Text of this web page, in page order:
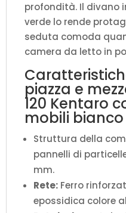
(aperto
P.215
quantità
profondità. Il divano
verde lo rende
seduta comoda
camera da letto in
piazza e
120 Kentaro
mobili
Struttura della
pannelli di
mm.
Rete: Ferro
epossidica colore